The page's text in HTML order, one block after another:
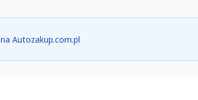
Autozakup.com.pl